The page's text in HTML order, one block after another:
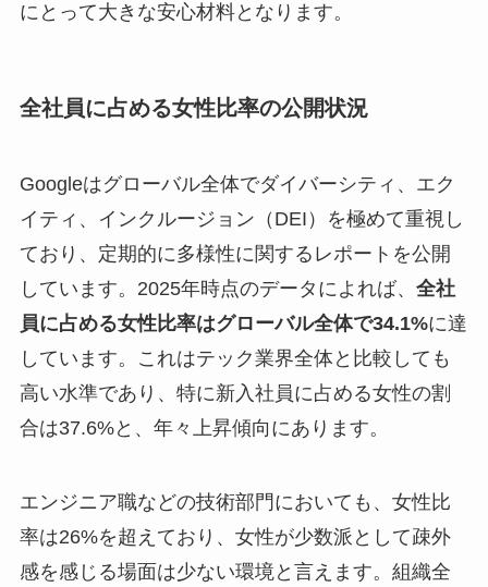
にとって大きな安心材料となります。
全社員に占める女性比率の公開状況
Googleはグローバル全体でダイバーシティ、エク
イティ、インクルージョン（DEI）を極めて重視し
ており、定期的に多様性に関するレポートを公開
しています。2025年時点のデータによれば、 全社
員に占める女性比率はグローバル全体で34.1%に達
しています。これはテック業界全体と比較しても
高い水準であり、特に新入社員に占める女性の割
合は37.6%と、年々上昇傾向にあります。
エンジニア職などの技術部門においても、女性比
率は26%を超えており、女性が少数派として疎外
感を感じる場面は少ない環境と言えます。組織全